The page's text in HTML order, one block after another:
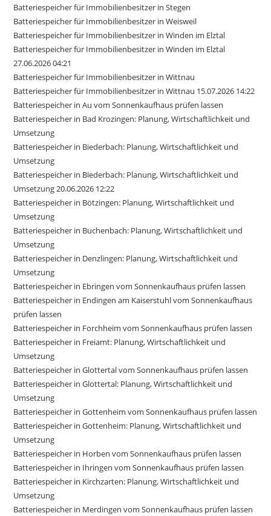
Batteriespeicher für Immobilienbesitzer in Stegen
Batteriespeicher für Immobilienbesitzer in Weisweil
Batteriespeicher für Immobilienbesitzer in Winden im Elztal
Batteriespeicher für Immobilienbesitzer in Winden im Elztal
27.06.2026 04:21
Batteriespeicher für Immobilienbesitzer in Wittnau
Batteriespeicher für Immobilienbesitzer in Wittnau 15.07.2026 14:22
Batteriespeicher in Au vom Sonnenkaufhaus prüfen lassen
Batteriespeicher in Bad Krozingen: Planung, Wirtschaftlichkeit und
Umsetzung
Batteriespeicher in Biederbach: Planung, Wirtschaftlichkeit und
Umsetzung
Batteriespeicher in Biederbach: Planung, Wirtschaftlichkeit und
Umsetzung 20.06.2026 12:22
Batteriespeicher in Bötzingen: Planung, Wirtschaftlichkeit und
Umsetzung
Batteriespeicher in Buchenbach: Planung, Wirtschaftlichkeit und
Umsetzung
Batteriespeicher in Denzlingen: Planung, Wirtschaftlichkeit und
Umsetzung
Batteriespeicher in Ebringen vom Sonnenkaufhaus prüfen lassen
Batteriespeicher in Endingen am Kaiserstuhl vom Sonnenkaufhaus
prüfen lassen
Batteriespeicher in Forchheim vom Sonnenkaufhaus prüfen lassen
Batteriespeicher in Freiamt: Planung, Wirtschaftlichkeit und
Umsetzung
Batteriespeicher in Glottertal vom Sonnenkaufhaus prüfen lassen
Batteriespeicher in Glottertal: Planung, Wirtschaftlichkeit und
Umsetzung
Batteriespeicher in Gottenheim vom Sonnenkaufhaus prüfen lassen
Batteriespeicher in Gottenheim: Planung, Wirtschaftlichkeit und
Umsetzung
Batteriespeicher in Horben vom Sonnenkaufhaus prüfen lassen
Batteriespeicher in Ihringen vom Sonnenkaufhaus prüfen lassen
Batteriespeicher in Kirchzarten: Planung, Wirtschaftlichkeit und
Umsetzung
Batteriespeicher in Merdingen vom Sonnenkaufhaus prüfen lassen